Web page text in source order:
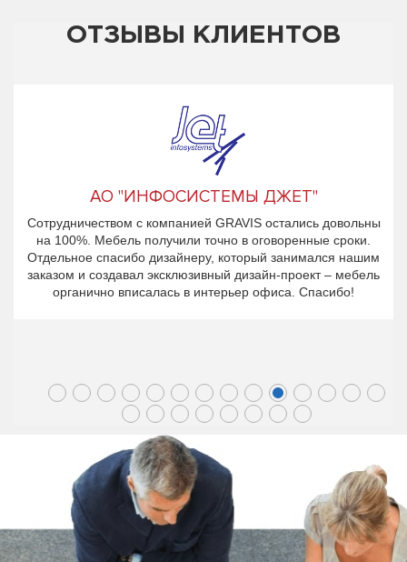
ОТЗЫВЫ КЛИЕНТОВ
АО "ИНФОСИСТЕМЫ ДЖЕТ"
Сотрудничеством с компанией GRAVIS остались довольны
на 100%. Мебель получили точно в оговоренные сроки.
Отдельное спасибо дизайнеру, который занимался нашим
заказом и создавал эксклюзивный дизайн-проект – мебель
органично вписалась в интерьер офиса. Спасибо!